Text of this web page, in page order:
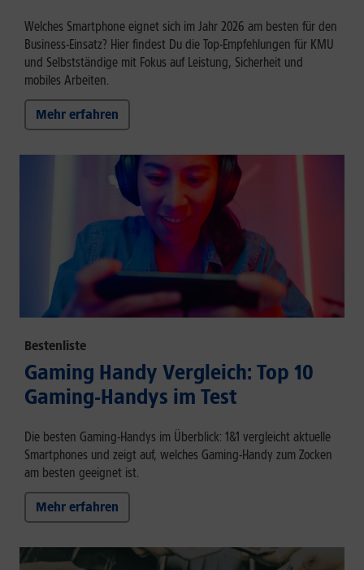
Welches Smartphone eignet sich im Jahr 2026 am besten für den
Business-Einsatz? Hier findest Du die Top-Empfehlungen für KMU
und Selbstständige mit Fokus auf Leistung, Sicherheit und
mobiles Arbeiten.
Mehr erfahren
Bestenliste
Gaming Handy Vergleich: Top 10
Gaming-Handys im Test
Die besten Gaming-Handys im Überblick: 1&1 vergleicht aktuelle
Smartphones und zeigt auf, welches Gaming-Handy zum Zocken
am besten geeignet ist.
Mehr erfahren